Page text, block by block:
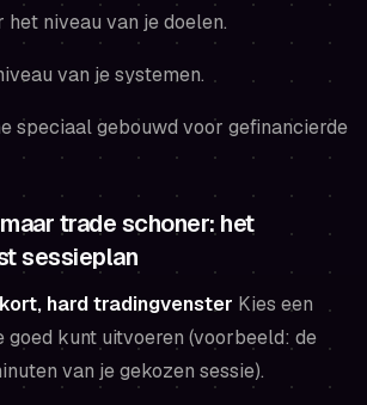
niveau van je doelen.
van je systemen.
speciaal gebouwd voor gefinancierde
trade schoner: het
sessieplan
hard tradingvenster Kies een
kunt uitvoeren (voorbeeld: de
van je gekozen sessie).